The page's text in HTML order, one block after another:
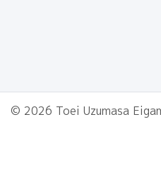
© 2026 Toei Uzumasa